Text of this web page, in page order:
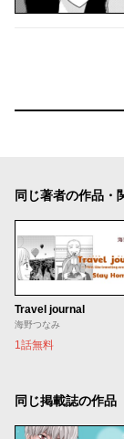
同じ著者の作品・
Travel journal
海野つなみ
1話無料
同じ掲載誌の作品